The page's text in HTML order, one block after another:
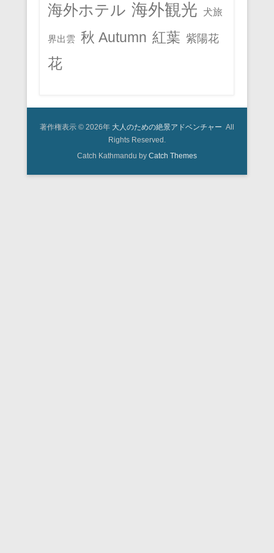
海外ホテル 海外観光 犬旅
界出雲 秋 Autumn 紅葉 紫陽花
花
著作権表示 © 2026年 大人のための絶景アドベンチャー All
Rights Reserved.
Catch Kathmandu by Catch Themes